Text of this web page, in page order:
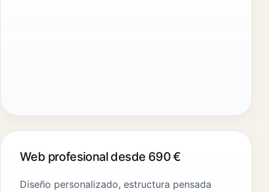
Web profesional desde 690 €
Diseño personalizado, estructura pensada